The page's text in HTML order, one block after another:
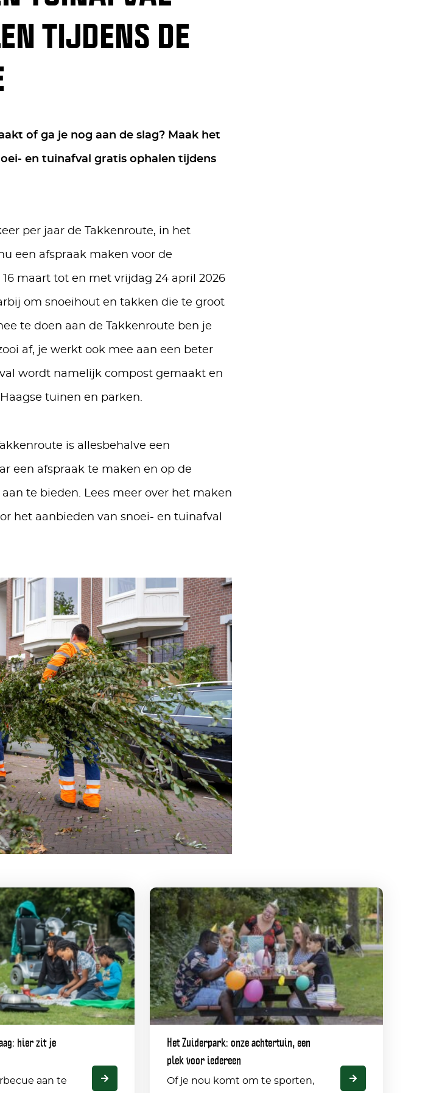
TIJDENS DE
of ga je nog aan de slag? Maak het
en tuinafval gratis ophalen tijdens
per jaar de Takkenroute, in het
een afspraak maken voor de
maart tot en met vrijdag 24 april 2026
om snoeihout en takken die te groot
te doen aan de Takkenroute ben je
af, je werkt ook mee aan een beter
wordt namelijk compost gemaakt en
tuinen en parken.
is allesbehalve een
een afspraak te maken en op de
te bieden. Lees meer over het maken
het aanbieden van snoei- en tuinafval
hier zit je
aan te
Het
Zuiderpark:
onze
achtertuin,
een
plek
voor
iedereen
Het Zuiderpark: onze achtertuin, een
plek voor iedereen
Of je nou komt om te sporten,